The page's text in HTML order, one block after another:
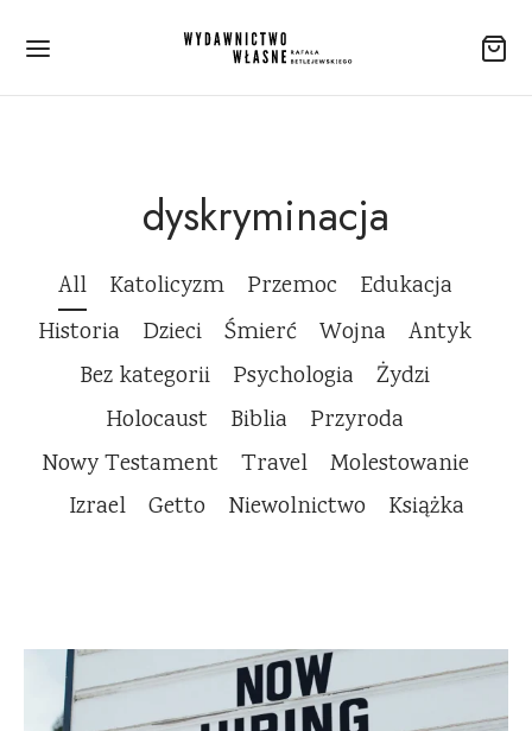
dyskryminacja
All Katolicyzm Przemoc
Edukacja
Historia
Dzieci Śmierć Wojna
Antyk
Bez kategorii
Psychologia
Żydzi
Holocaust
Biblia
Przyroda
Nowy Testament
Travel
Molestowanie
Izrael
Getto Niewolnictwo Książka